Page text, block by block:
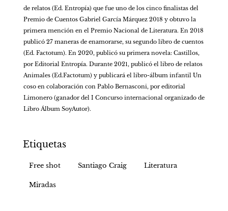
de relatos (Ed. Entropía) que fue uno de los cinco finalistas del
Premio de Cuentos Gabriel García Márquez 2018 y obtuvo la
primera mención en el Premio Nacional de Literatura. En 2018
publicó 27 maneras de enamorarse, su segundo libro de cuentos
(Ed. Factotum). En 2020, publicó su primera novela: Castillos,
por Editorial Entropía. Durante 2021, publicó el libro de relatos
Animales (Ed.Factotum) y publicará el libro-álbum infantil Un
coso en colaboración con Pablo Bernasconi, por editorial
Limonero (ganador del I Concurso internacional organizado de
Libro Álbum SoyAutor).
Etiquetas
Free shot Santiago Craig Literatura
Miradas